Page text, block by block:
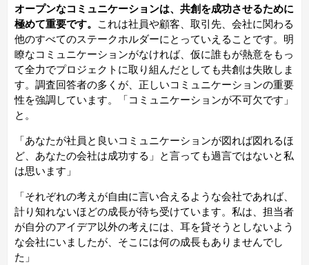
オープンなコミュニケーションは、共創を成功させるために
極めて重要です。 これは社員や顧客、取引先、会社に関わる
他のすべてのステークホルダーにとっていえることです。明
瞭なコミュニケーションがなければ、仮に誰もが熱意をもっ
て全力でプロジェクトに取り組んだとしても共創は失敗しま
す。調査回答者の多くが、正しいコミュニケーションの重要
性を強調しています。「コミュニケーションが不可欠です」
と。
「あなたが社員と良いコミュニケーションが図れば図れるほ
ど、あなたの会社は成功する」と言っても過言ではないと私
は思います」
「それぞれの考えが自由に言い合えるような会社であれば、
計り知れないほどの成長が待ち受けています。私は、担当者
が自分のアイデア以外の考えには、耳を貸そうとしないよう
な会社にいましたが、そこには何の成長もありませんでし
た」